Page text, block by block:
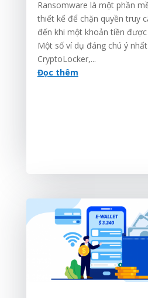
Ransomware là một phần
thiết kế để chặn quyền truy
đến khi một khoản tiền
Một số ví dụ đáng chú ý
CryptoLocker,...
Đọc thêm